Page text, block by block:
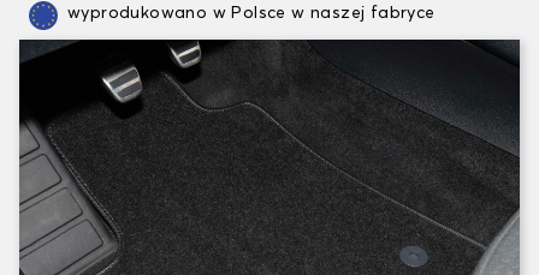
wyprodukowano w Polsce w naszej fabryce